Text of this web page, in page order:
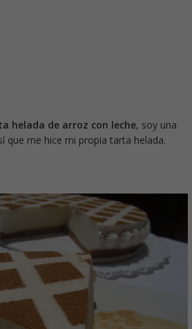
helada de arroz con leche, soy una
que me hice mi propia tarta helada.